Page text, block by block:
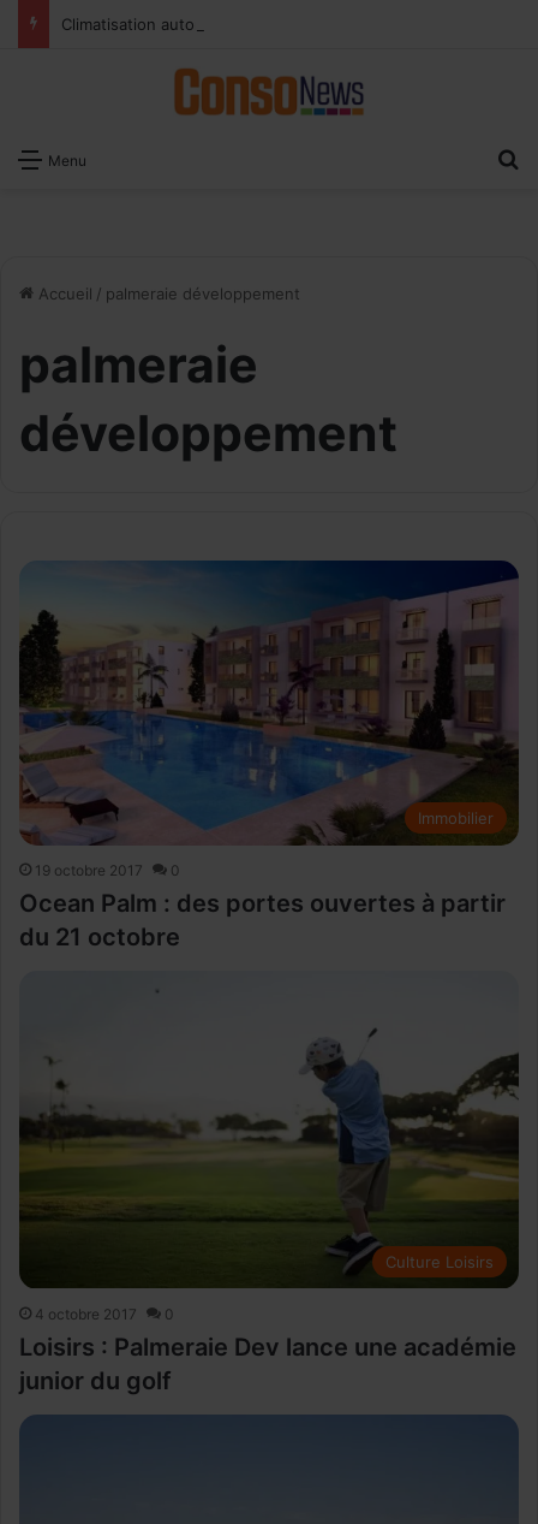
Menu
Accueil / palmeraie développement
palmeraie
développement
Immobilier
19 octobre 2017 0
Ocean Palm : des portes ouvertes à partir
du 21 octobre
Culture Loisirs
4 octobre 2017 0
Loisirs : Palmeraie Dev lance une académie
junior du golf